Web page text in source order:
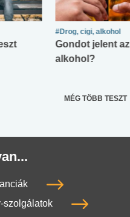
#Drog, cigi, alkohol
Gondot jelent az
alkohol?
MÉG TÖBB TESZT
szolgálatok